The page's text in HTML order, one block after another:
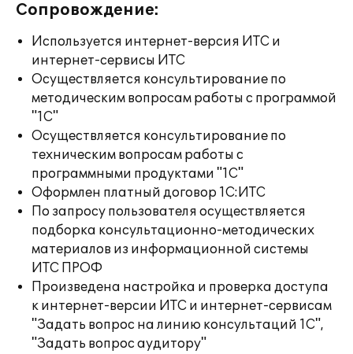
Сопровождение:
Используется интернет-версия ИТС и
интернет-сервисы ИТС
Осуществляется консультирование по
методическим вопросам работы с программой
"1С"
Осуществляется консультирование по
техническим вопросам работы с
программными продуктами "1С"
Оформлен платный договор 1С:ИТС
По запросу пользователя осуществляется
подборка консультационно-методических
материалов из информационной системы
ИТС ПРОФ
Произведена настройка и проверка доступа
к интернет-версии ИТС и интернет-сервисам
"Задать вопрос на линию консультаций 1С",
"Задать вопрос аудитору"